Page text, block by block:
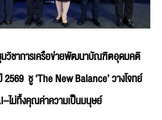
มวิชาการเครือข่ายพัฒนาบัณฑิตอุดมคติ
2569 ชู ‘The New Balance’ วางโจทย์
ไม่ทิ้งคุณค่าความเป็นมนุษย์